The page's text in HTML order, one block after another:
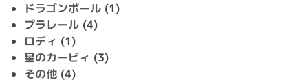
ドラゴンボール (1)
プラレール (4)
ロディ (1)
星のカービィ (3)
その他 (4)